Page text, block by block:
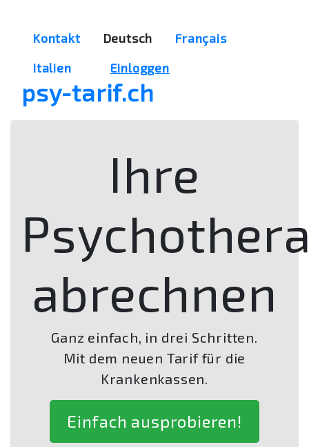
Kontakt Deutsch
Français
Italien
Einloggen
psy-tarif.ch
Ihre
abrechnen
Ganz einfach, in drei Schritten.
Mit dem neuen Tarif für die
Krankenkassen.
Einfach ausprobieren!